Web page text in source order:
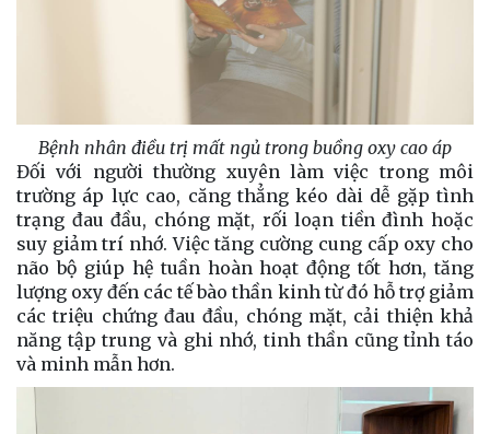
Bệnh nhân điều trị mất ngủ trong buồng oxy cao áp
Đối với người thường xuyên làm việc trong môi
trường áp lực cao, căng thẳng kéo dài dễ gặp tình
trạng đau đầu, chóng mặt, rối loạn tiền đình hoặc
suy giảm trí nhớ. Việc tăng cường cung cấp oxy cho
não bộ giúp hệ tuần hoàn hoạt động tốt hơn, tăng
lượng oxy đến các tế bào thần kinh từ đó hỗ trợ giảm
các triệu chứng đau đầu, chóng mặt, cải thiện khả
năng tập trung và ghi nhớ, tinh thần cũng tỉnh táo
và minh mẫn hơn.